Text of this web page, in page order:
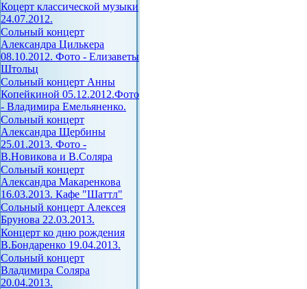
Коцерт классической музыки
24.07.2012.
Сольный концерт
Александра Цилькера
08.10.2012. Фото - Елизаветы
Штольц
Сольный концерт Анны
Копейкиной 05.12.2012.Фото
- Владимира Емельяненко.
Сольный концерт
Александра Щербины
25.01.2013. Фото -
В.Новикова и В.Соляра
Сольный концерт
Александра Макаренкова
16.03.2013. Кафе "Шаттл"
Сольный концерт Алексея
Брунова 22.03.2013.
Концерт ко дню рождения
В.Бондаренко 19.04.2013.
Сольный концерт
Владимира Соляра
20.04.2013.